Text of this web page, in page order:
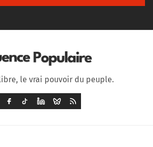
le vrai pouvoir du peuple.